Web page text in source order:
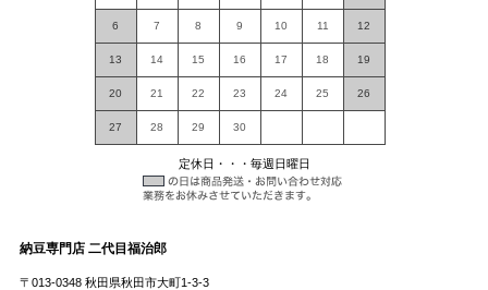
6 7 8 9 10 11 12
13 14 15 16 17 18 19
20 21 22 23 24 25 26
27 28 29 30
定休日・・・毎週日曜日
納豆専門店 二代目福治郎
〒013-0348 秋田県秋田市大町1-3-3